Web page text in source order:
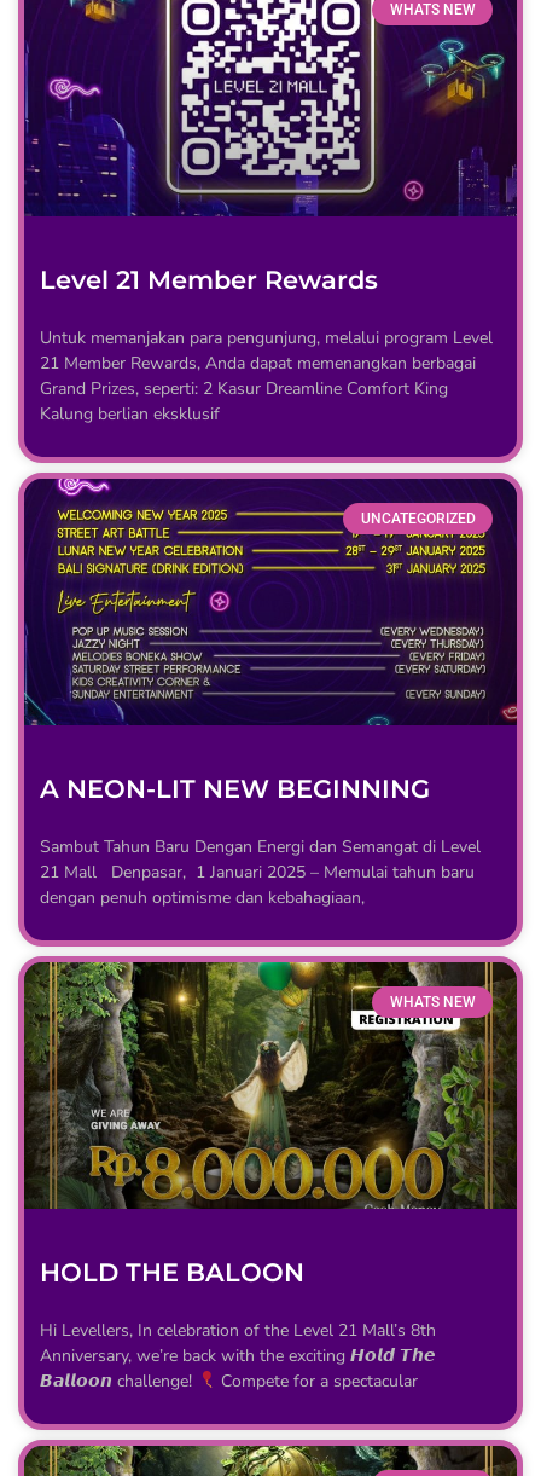
WHATS NEW
Level 21 Member Rewards
Untuk memanjakan para pengunjung, melalui program Level
21 Member Rewards, Anda dapat memenangkan berbagai
Grand Prizes, seperti: 2 Kasur Dreamline Comfort King
Kalung berlian eksklusif
UNCATEGORIZED
A NEON-LIT NEW BEGINNING
Sambut Tahun Baru Dengan Energi dan Semangat di Level
21 Mall Denpasar, 1 Januari 2025 – Memulai tahun baru
dengan penuh optimisme dan kebahagiaan,
WHATS NEW
HOLD THE BALOON
Hi Levellers, In celebration of the Level 21 Mall’s 8th
Anniversary, we’re back with the exciting 𝙃𝙤𝙡𝙙 𝙏𝙝𝙚
𝘽𝙖𝙡𝙡𝙤𝙤𝙣 challenge!
Compete for a spectacular